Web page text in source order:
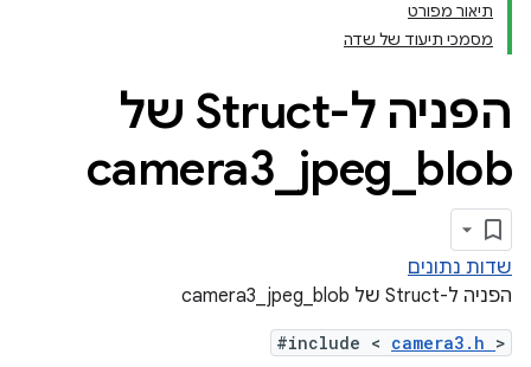
תיאור מפורט
מסמכי תיעוד של שדה
הפניה ל-Struct של
camera3 jpeg blob
שדות נתונים
הפניה ל-Struct של camera3_jpeg_blob
#include < camera3.h >